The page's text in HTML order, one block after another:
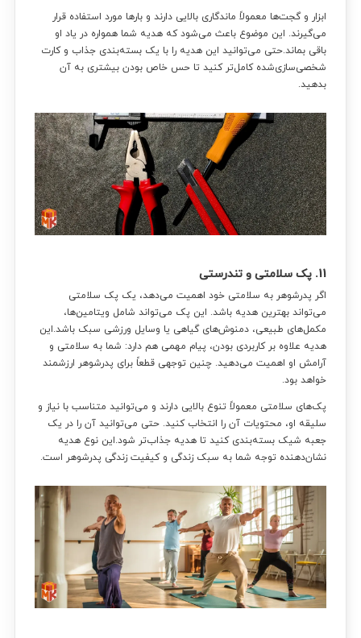
ابزار و گجت‌ها معمولاً ماندگاری بالایی دارند و بارها مورد استفاده قرار
می‌گیرند. این موضوع باعث می‌شود که هدیه شما همواره در یاد او
باقی بماند.حتی می‌توانید این هدیه را با یک بسته‌بندی جذاب و کارت
شخصی‌سازی‌شده کامل‌تر کنید تا حس خاص بودن بیشتری به آن
بدهید.
11. پک سلامتی و تندرستی
اگر پدرشوهر به سلامتی خود اهمیت می‌دهد، یک پک سلامتی
می‌تواند بهترین هدیه باشد. این پک می‌تواند شامل ویتامین‌ها،
مکمل‌های طبیعی، دمنوش‌های گیاهی یا وسایل ورزشی سبک باشد.این
هدیه علاوه بر کاربردی بودن، پیام مهمی هم دارد: شما به سلامتی و
آرامش او اهمیت می‌دهید. چنین توجهی قطعاً برای پدرشوهر ارزشمند
خواهد بود.
پک‌های سلامتی معمولاً تنوع بالایی دارند و می‌توانید متناسب با نیاز و
سلیقه او، محتویات آن را انتخاب کنید. حتی می‌توانید آن را در یک
جعبه شیک بسته‌بندی کنید تا هدیه جذاب‌تر شود.این نوع هدیه
نشان‌دهنده توجه شما به سبک زندگی و کیفیت زندگی پدرشوهر است.
نمیدونی چی کادو بدی؟!
مشاوره واتساپ:0991 95000 93
مشاوره تلفنی: 0912 962 2795